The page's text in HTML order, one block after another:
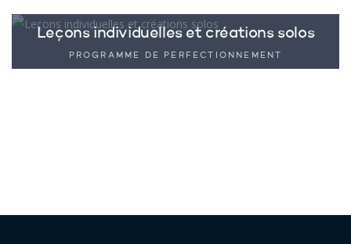
Leçons individuelles et créations solos
PROGRAMME DE PERFECTIONNEMENT